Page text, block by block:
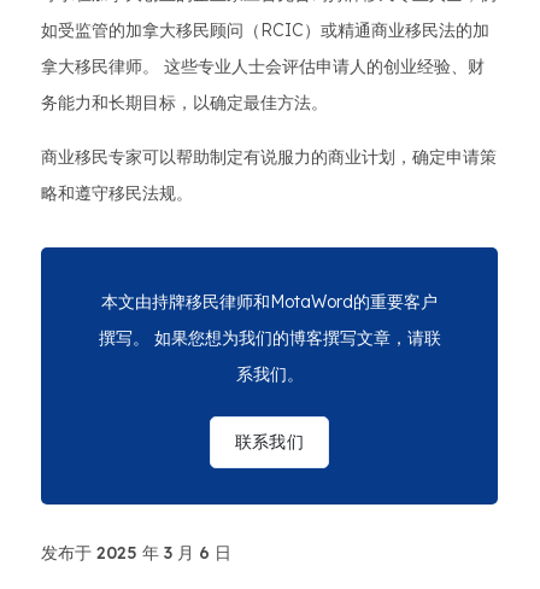
如受监管的加拿大移民顾问（RCIC）或精通商业移民法的加
拿大移民律师。 这些专业人士会评估申请人的创业经验、财
务能力和长期目标，以确定最佳方法。
商业移民专家可以帮助制定有说服力的商业计划，确定申请策
略和遵守移民法规。
本文由持牌移民律师和MotaWord的重要客户
撰写。 如果您想为我们的博客撰写文章，请联
系我们。
联系我们
发布于 2025 年 3 月 6 日